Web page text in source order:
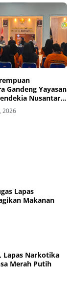
Gandeng Yayasan
Nusantara
Literasi Hukum
2026
Lapas
Makanan
Lapas Narkotika
Merah Putih